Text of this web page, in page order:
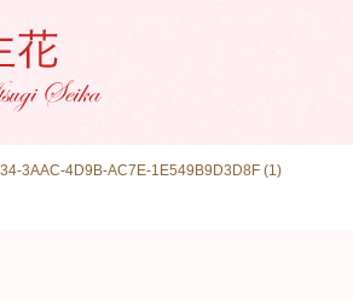
3AAC-4D9B-AC7E-1E549B9D3D8F (1)